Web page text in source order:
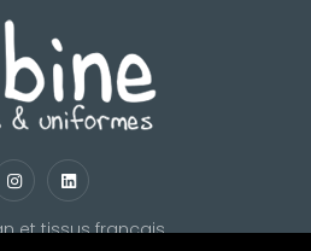
et tissus français